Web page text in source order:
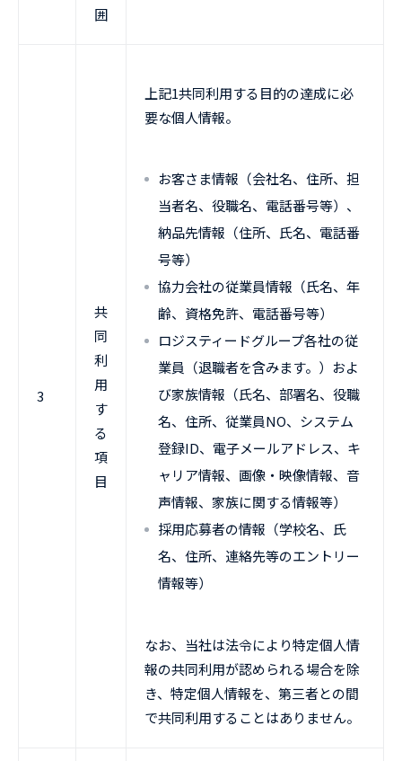
囲
3
共
同
利
用
す
る
項
目
上記1共同利用する目的の達成に必
要な個人情報。
お客さま情報（会社名、住所、担
当者名、役職名、電話番号等）、
納品先情報（住所、氏名、電話番
号等）
協力会社の従業員情報（氏名、年
齢、資格免許、電話番号等）
ロジスティードグループ各社の従
業員（退職者を含みます。）およ
び家族情報（氏名、部署名、役職
名、住所、従業員NO、システム
登録ID、電子メールアドレス、キ
ャリア情報、画像・映像情報、音
声情報、家族に関する情報等）
採用応募者の情報（学校名、氏
名、住所、連絡先等のエントリー
情報等）
なお、当社は法令により特定個人情
報の共同利用が認められる場合を除
き、特定個人情報を、第三者との間
で共同利用することはありません。